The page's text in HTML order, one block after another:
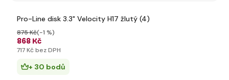
Pro-Line disk 3.3" Velocity H17 žlutý (4)
868 Kč
875 Kč(-1 %)
717 Kč bez DPH
+ 30 bodů